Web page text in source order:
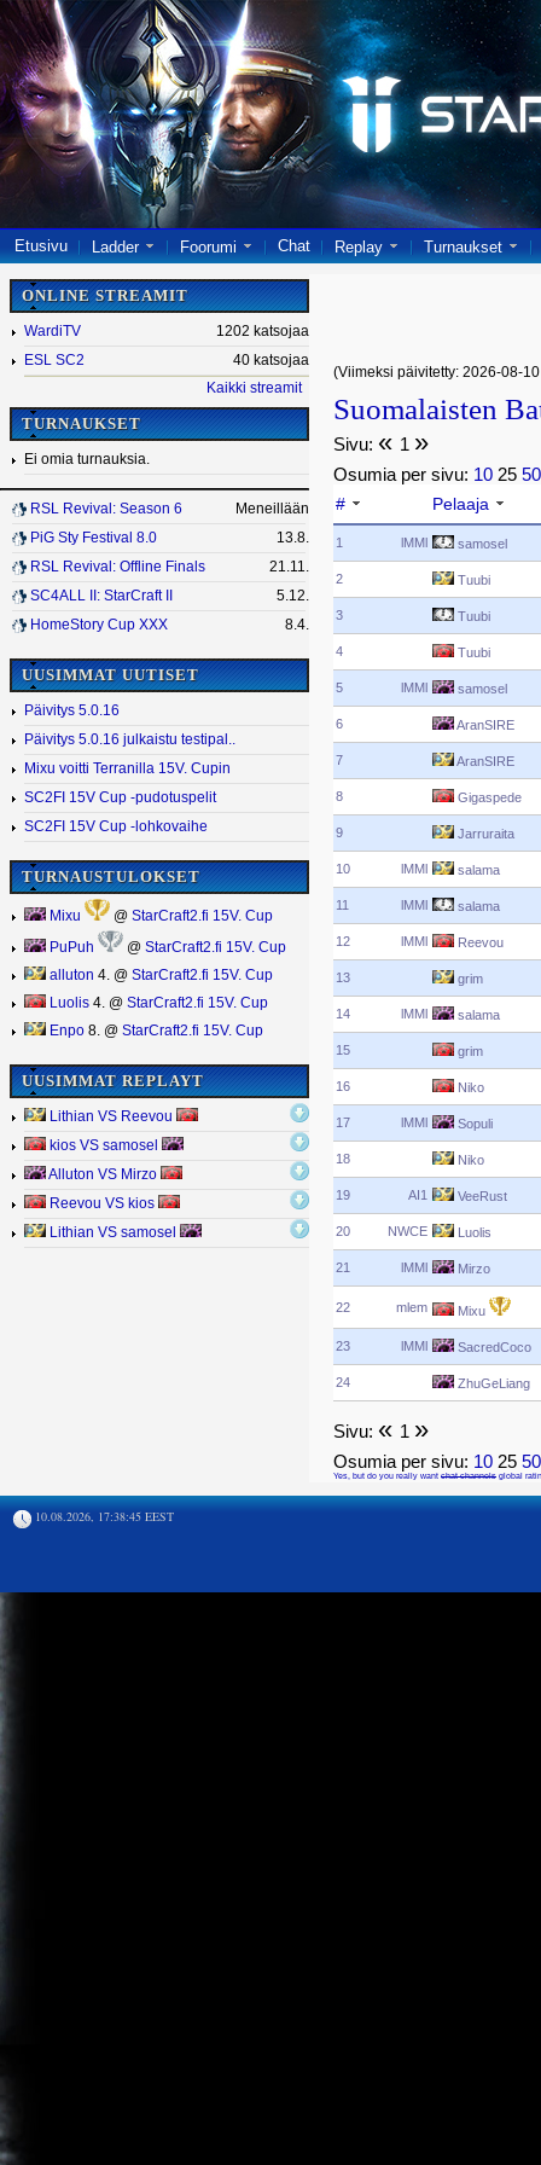
Etusivu Ladder Foorumi Chat Replay Turnaukset
ONLINE STREAMIT
WardiTV
1202 katsojaa
ESL SC2
40 katsojaa
Kaikki streamit
TURNAUKSET
Ei omia turnauksia.
RSL Revival: Season 6
Meneillään
PiG Sty Festival 8.0
13.8.
RSL Revival: Offline Finals
21.11.
SC4ALL II: StarCraft II
5.12.
HomeStory Cup XXX
8.4.
UUSIMMAT UUTISET
Päivitys 5.0.16
Päivitys 5.0.16 julkaistu testipal..
Mixu voitti Terranilla 15V. Cupin
SC2FI 15V Cup -pudotuspelit
SC2FI 15V Cup -lohkovaihe
TURNAUSTULOKSET
Mixu @ StarCraft2.fi 15V. Cup
PuPuh @ StarCraft2.fi 15V. Cup
alluton 4. @ StarCraft2.fi 15V. Cup
Luolis 4. @ StarCraft2.fi 15V. Cup
Enpo 8. @ StarCraft2.fi 15V. Cup
UUSIMMAT REPLAYT
Lithian VS Reevou
kios VS samosel
Alluton VS Mirzo
Reevou VS kios
Lithian VS samosel
(Viimeksi päivitetty: 2026-08-
Suomalaisten
Sivu: « 1 »
Osumia per sivu: 10 25
# Pelaaja
1 lMMl samosel
2 Tuubi
3 Tuubi
4 Tuubi
5 lMMl samosel
6 AranSIRE
7 AranSIRE
8 Gigaspede
9 Jarruraita
10 lMMl salama
11 lMMl salama
12 lMMl Reevou
13 grim
14 lMMl salama
15 grim
16 Niko
17 lMMl Sopuli
18 Niko
19 AI1 VeeRust
20 NWCE Luolis
21 lMMl Mirzo
22 mlem Mixu
23 lMMl SacredCoco
24 ZhuGeLiang
Sivu: « 1 »
Osumia per sivu: 10 25
Yes, but do you really want chat channels global
10.08.2026, 17:38:45 EEST